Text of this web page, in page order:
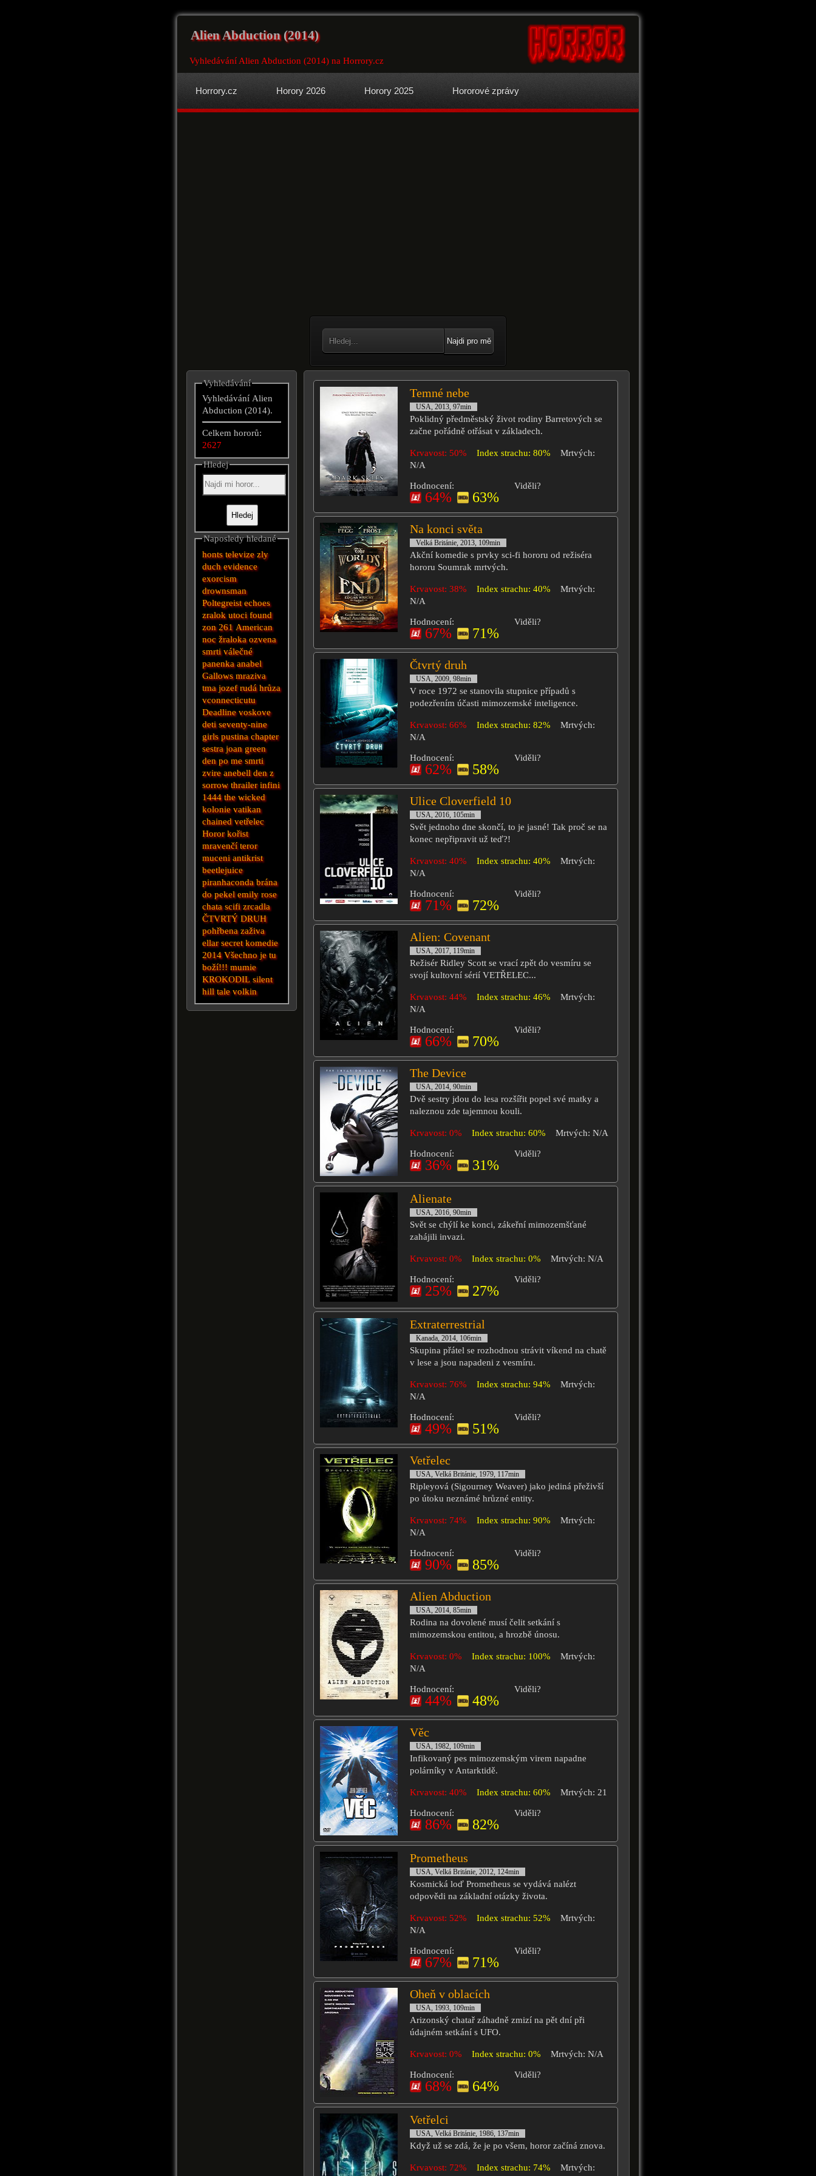
Alien Abduction (2014)
Vyhledávání Alien Abduction (2014) na Horrory.cz
Horrory.cz Horory 2026 Horory 2025 Hororové zprávy
Najdi pro mě
Temné nebe
USA, 2013, 97min
Poklidný předměstský život rodiny Barretových se
začne pořádně otřásat v základech.
Krvavost: 50% Index strachu: 80%
Mrtvých:
N/A
Hodnocení:
64% 63%
Viděli?
Na konci světa
Velká Británie, 2013, 109min
Akční komedie s prvky sci-fi hororu od režiséra
hororu Soumrak mrtvých.
Krvavost: 38% Index strachu: 40%
Mrtvých:
N/A
Hodnocení:
67% 71%
Viděli?
Čtvrtý druh
USA, 2009, 98min
V roce 1972 se stanovila stupnice případů s
podezřením účasti mimozemské inteligence.
Krvavost: 66% Index strachu: 82%
Mrtvých:
N/A
Hodnocení:
62% 58%
Viděli?
Ulice Cloverfield 10
USA, 2016, 105min
Svět jednoho dne skončí, to je jasné! Tak proč se na
konec nepřipravit už teď?!
Krvavost: 40% Index strachu: 40%
Mrtvých:
N/A
Hodnocení:
71% 72%
Viděli?
Alien: Covenant
USA, 2017, 119min
Režisér Ridley Scott se vrací zpět do vesmíru se
svojí kultovní sérií VETŘELEC...
Krvavost: 44% Index strachu: 46%
Mrtvých:
N/A
Hodnocení:
66% 70%
Viděli?
The Device
USA, 2014, 90min
Dvě sestry jdou do lesa rozšířit popel své matky a
naleznou zde tajemnou kouli.
Krvavost: 0% Index strachu: 60% Mrtvých: N/A
Hodnocení:
36% 31%
Viděli?
Alienate
USA, 2016, 90min
Svět se chýlí ke konci, zákeřní mimozemšťané
zahájili invazi.
Krvavost: 0% Index strachu: 0% Mrtvých: N/A
Hodnocení:
25% 27%
Viděli?
Extraterrestrial
Kanada, 2014, 106min
Skupina přátel se rozhodnou strávit víkend na chatě
v lese a jsou napadeni z vesmíru.
Krvavost: 76% Index strachu: 94%
Mrtvých:
N/A
Hodnocení:
49% 51%
Viděli?
Vetřelec
USA, Velká Británie, 1979, 117min
Ripleyová (Sigourney Weaver) jako jediná přeživší
po útoku neznámé hrůzné entity.
Krvavost: 74% Index strachu: 90%
Mrtvých:
N/A
Hodnocení:
90% 85%
Viděli?
Alien Abduction
USA, 2014, 85min
Rodina na dovolené musí čelit setkání s
mimozemskou entitou, a hrozbě únosu.
Krvavost: 0% Index strachu: 100%
Mrtvých:
N/A
Hodnocení:
44% 48%
Viděli?
Věc
USA, 1982, 109min
Infikovaný pes mimozemským virem napadne
polárníky v Antarktidě.
Krvavost: 40% Index strachu: 60% Mrtvých: 21
Hodnocení:
86% 82%
Viděli?
Prometheus
USA, Velká Británie, 2012, 124min
Kosmická loď Prometheus se vydává nalézt
odpovědi na základní otázky života.
Krvavost: 52% Index strachu: 52%
Mrtvých:
N/A
Hodnocení:
67% 71%
Viděli?
Oheň v oblacích
USA, 1993, 109min
Arizonský chatař záhadně zmizí na pět dní při
údajném setkání s UFO.
Krvavost: 0% Index strachu: 0% Mrtvých: N/A
Hodnocení:
68% 64%
Viděli?
Vetřelci
USA, Velká Británie, 1986, 137min
Když už se zdá, že je po všem, horor začíná znova.
Krvavost: 72% Index strachu: 74%
Mrtvých:
Vyhledávání
Vyhledávání Alien
Abduction (2014).
Celkem hororů:
2627
Hledej
Naposledy hledané
honts televize zly
duch evidence
exorcism
drownsman
Poltegreist echoes
zralok utoci found
zon 261 American
noc žraloka ozvena
smrti válečné
panenka anabel
Gallows mraziva
tma jozef rudá hrůza
vconnecticutu
Deadline voskove
deti seventy-nine
girls pustina chapter
sestra joan green
den po me smrti
zvire anebell den z
sorrow thrailer infini
1444 the wicked
kolonie vatikan
chained vetřelec
Horor kořist
mravenčí teror
muceni antikrist
beetlejuice
piranhaconda brána
do pekel emily rose
chata scifi zrcadla
ČTVRTÝ DRUH
pohřbena zaživa
ellar secret komedie
2014 Všechno je tu
boží!!!mumie
KROKODIL silent
hill tale volkin